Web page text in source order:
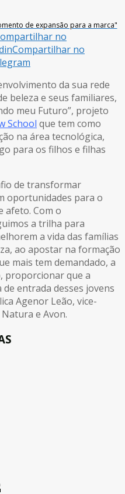
de expansão para a marca"
no
Compartilhar no
da sua rede
beleza e seus familiares,
meu Futuro”, projeto
School que tem como
na área tecnológica,
para os filhos e filhas
de transformar
oportunidades para o
afeto. Com o
a trilha para
a vida das famílias
ao apostar na formação
mais tem demandado, a
proporcionar que a
entrada desses jovens
Agenor Leão, vice-
e Avon.